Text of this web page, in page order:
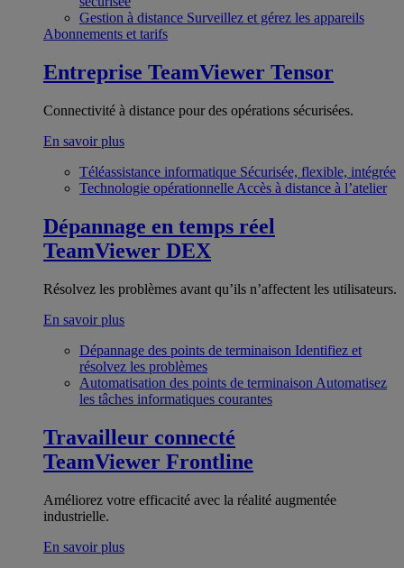
Gestion à distance Surveillez et gérez les appareils
Abonnements et tarifs
Entreprise TeamViewer Tensor
Connectivité à distance pour des opérations sécurisées.
En savoir plus
Téléassistance informatique Sécurisée, flexible, intégrée
Technologie opérationnelle Accès à distance à l’atelier
Dépannage en temps réel
TeamViewer DEX
Résolvez les problèmes avant qu’ils n’affectent les utilisateurs.
En savoir plus
Dépannage des points de terminaison Identifiez et
résolvez les problèmes
Automatisation des points de terminaison Automatisez
les tâches informatiques courantes
Travailleur connecté
TeamViewer Frontline
Améliorez votre efficacité avec la réalité augmentée
industrielle.
En savoir plus